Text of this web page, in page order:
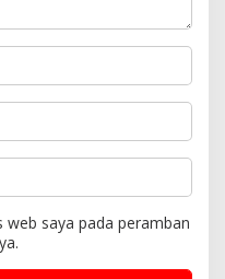
saya pada peramban